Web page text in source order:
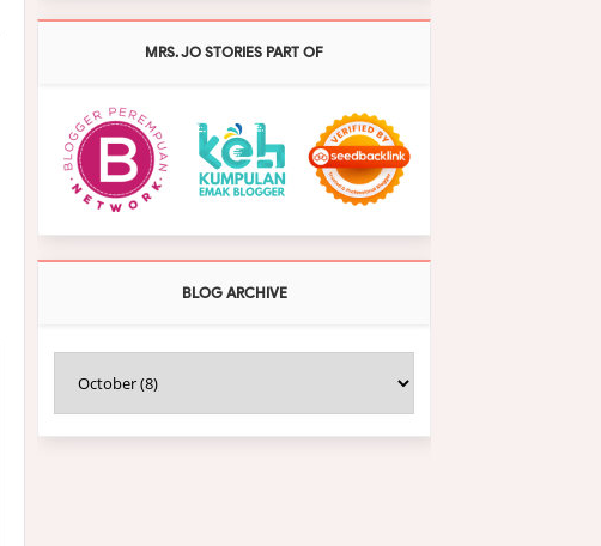
MRS. JO STORIES PART OF
BLOG ARCHIVE